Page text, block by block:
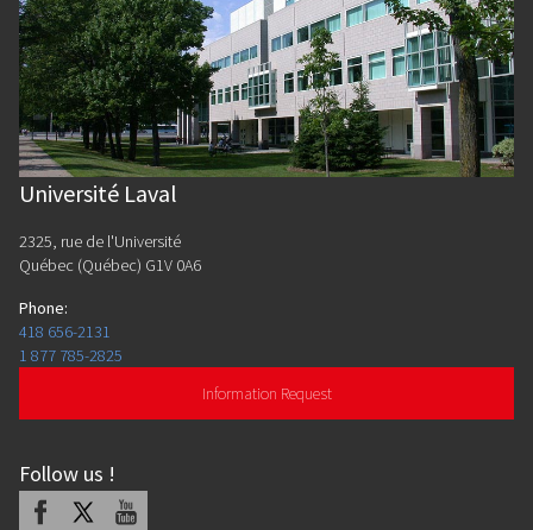
Université Laval
2325, rue de l'Université
Québec (Québec) G1V 0A6
Phone:
418 656-2131
1 877 785-2825
Information Request
Follow us !
Facebook Youtube